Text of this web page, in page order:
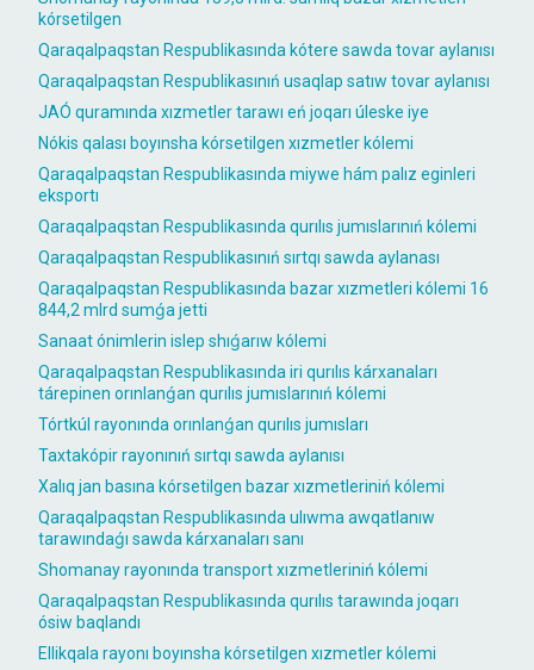
kórsetilgen
Qaraqalpaqstan Respublikasında kótere sawda tovar aylanısı
Qaraqalpaqstan Respublikasınıń usaqlap satıw tovar aylanısı
JAÓ quramında xızmetler tarawı eń joqarı úleske iye
Nókis qalası boyınsha kórsetilgen xızmetler kólemi
Qaraqalpaqstan Respublikasında miywe hám palız eginleri
eksportı
Qaraqalpaqstan Respublikasında qurılıs jumıslarınıń kólemi
Qaraqalpaqstan Respublikasınıń sırtqı sawda aylanası
Qaraqalpaqstan Respublikasında bazar xızmetleri kólemi 16
844,2 mlrd sumǵa jetti
Sanaat ónimlerin islep shıǵarıw kólemi
Qaraqalpaqstan Respublikasında iri qurılıs kárxanaları
tárepinen orınlanǵan qurılıs jumıslarınıń kólemi
Tórtkúl rayonında orınlanǵan qurılıs jumısları
Taxtakópir rayonınıń sırtqı sawda aylanısı
Xalıq jan basına kórsetilgen bazar xızmetleriniń kólemi
Qaraqalpaqstan Respublikasında ulıwma awqatlanıw
tarawındaǵı sawda kárxanaları sanı
Shomanay rayonında transport xızmetleriniń kólemi
Qaraqalpaqstan Respublikasında qurılıs tarawında joqarı
ósiw baqlandı
Ellikqala rayonı boyınsha kórsetilgen xızmetler kólemi